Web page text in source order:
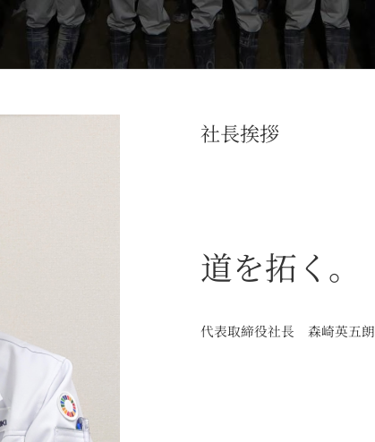
社長挨拶
道を拓く。
代表取締役社長 森崎英五朗